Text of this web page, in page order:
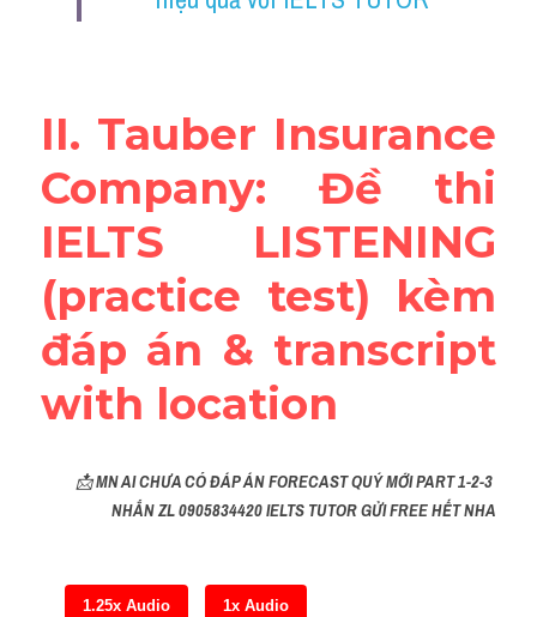
Đề thi thật IELTS
Vocabulary
Education
Business
II. Tauber Insurance
Company: Đề thi
IELTS LISTENING
(practice test) kèm
đáp án & transcript
with location
📩 MN AI CHƯA CÓ ĐÁP ÁN FORECAST QUÝ MỚI PART 1-2-3
NHẮN ZL 0905834420 IELTS TUTOR GỬI FREE HẾT NHA